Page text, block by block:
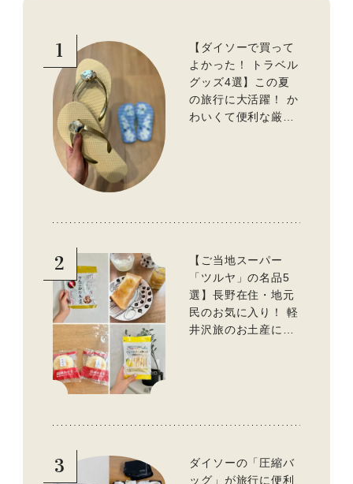
1
【ダイソーで買って
よかった！ トラベル
グッズ4選】この夏
の旅行に大活躍！ か
わいくて便利な厳選
2
【ご当地スーパー
「ツルヤ」の名品5
選】長野在住・地元
民のお気に入り！ 軽
井沢旅のお土産にも
3
ダイソーの「圧縮バ
ッグ」が旅行に便利